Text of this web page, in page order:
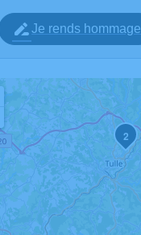
Je rends hommage
2